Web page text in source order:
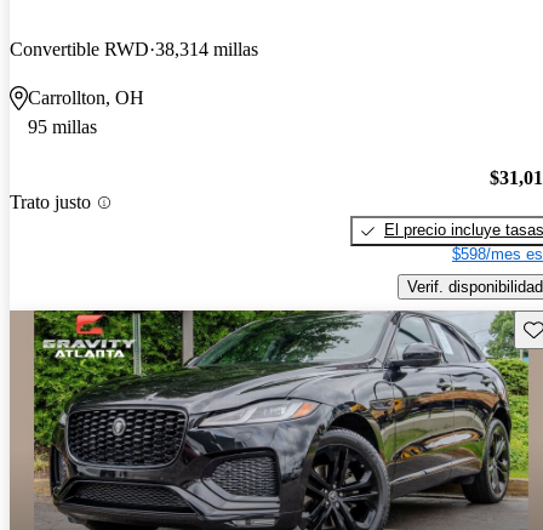
Convertible RWD 38,314 millas
Carrollton, OH
95 millas
Trato justo
El precio incluye tasas
$598/mes
Verif. disponibilidad